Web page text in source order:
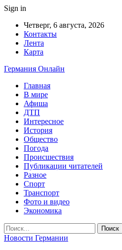
Sign in
Четверг, 6 августа, 2026
Контакты
Лента
Карта
Германия Онлайн
Главная
В мире
Афиша
ДТП
Интересное
История
Общество
Погода
Происшествия
Публикации читателей
Разное
Спорт
Транспорт
Фото и видео
Экономика
Новости Германии